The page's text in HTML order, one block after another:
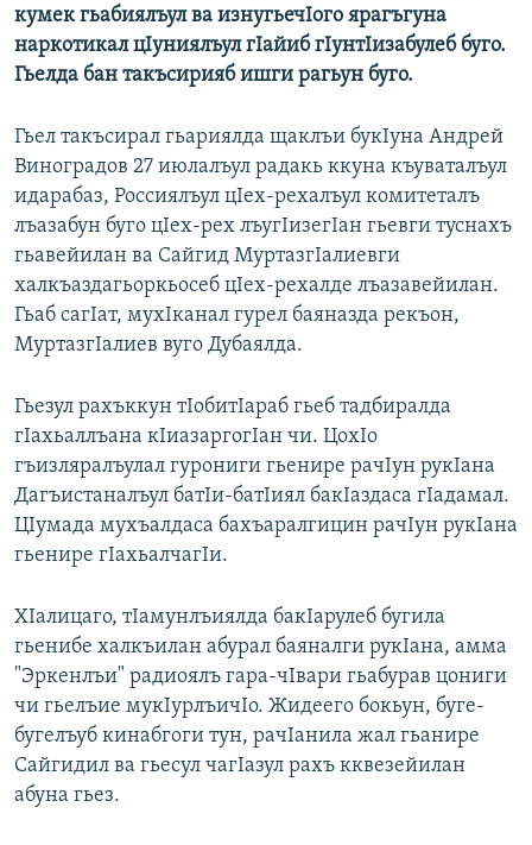
кумек гьабиялъул ва изнугьечIого ярагъгуна
наркотикал цIуниялъул гIайиб гIунтIизабулеб буго.
Гьелда бан такъсирияб ишги рагьун буго.
Гьел такъсирал гьариялда щаклъи букIуна Андрей
Виноградов 27 июлалъул радакь ккуна къуваталъул
идарабаз, Россиялъул цIех-рехалъул комитеталъ
лъазабун буго цIех-рех лъугIизегIан гьевги туснахъ
гьавейилан ва Сайгид МуртазгIалиевги
халкъаздагьоркьосеб цIех-рехалде лъазавейилан.
Гьаб сагIат, мухIканал гурел баяназда рекъон,
МуртазгIалиев вуго Дубаялда.
Гьезул рахъккун тIобитIараб гьеб тадбиралда
гIахьаллъана кIиазаргогIан чи. ЦохIо
гъизляралъулал гурониги гьенире рачIун рукIана
Дагъистаналъул батIи-батIиял бакIаздаса гIадамал.
ЦIумада мухъалдаса бахъаралгицин рачIун рукIана
гьенире гIахьалчагIи.
ХIалицаго, тIамунлъиялда бакIарулеб бугила
гьенибе халкъилан абурал баяналги рукIана, амма
"Эркенлъи" радиоялъ гара-чIвари гьабурав цониги
чи гьелъие мукIурлъичIо. Жидеего бокьун, буге-
бугелъуб кинабгоги тун, рачIанила жал гьанире
Сайгидил ва гьесул чагIазул рахъ кквезейилан
абуна гьез.